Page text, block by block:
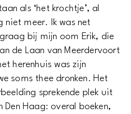
als ‘het krochtje’, al
niet meer. Ik was net
bij mijn oom Erik, die
de Laan van Meerdervoort
herenhuis was zijn
soms thee dronken. Het
sprekende plek uit
Den Haag: overal boeken,